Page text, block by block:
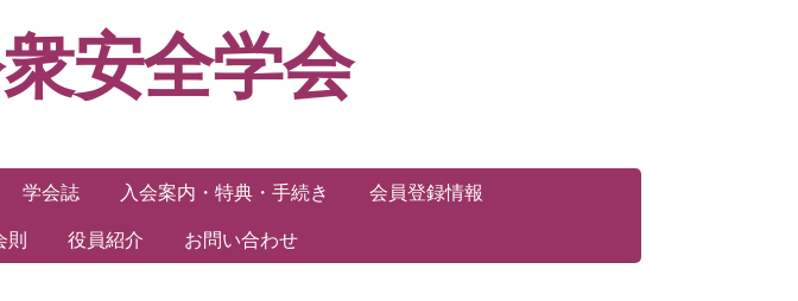
安全学会
学会誌 入会案内・特典・手続き
会員登録情報
則 役員紹介 お問い合わせ